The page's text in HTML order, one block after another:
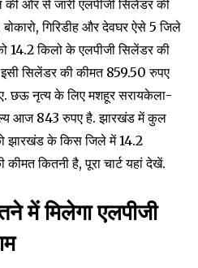
ओर से जारी एलपीजी सिलेंडर की
गिरिडीह और देवघर ऐसे 5 जिले
14.2 किलो के एलपीजी सिलेंडर की
सिलेंडर की कीमत 859.50 रुपए
छऊ नृत्य के लिए मशहूर सरायकेला-
आज 843 रुपए है. झारखंड में कुल
झारखंड के किस जिले में 14.2
कितनी है, पूरा चार्ट यहां देखें.
में मिलेगा एलपीजी